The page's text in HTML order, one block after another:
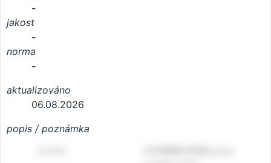
-
jakost
-
norma
-
aktualizováno
06.08.2026
popis / poznámka